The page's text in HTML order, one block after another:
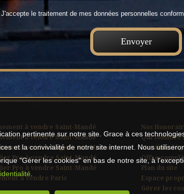
J'accepte le traitement de mes données personnelles
à vendre Saint-Mandé
à vendre Saint-Mandé
à vendre Nogent-sur-Marne
Pro à vendre Saint-Mandé
Pro à vendre Saint-Mandé
à vendre Paris
Nos
Qui sommes-
Mentions
Offre
Plan du site
Espace
Gérer les
pertinente sur notre site. Grace à ces
et la convivialité de notre site internet. Nous
"Gérer les cookies" en bas de notre site, à